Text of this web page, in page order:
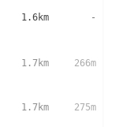
1.6km -
1.7km 266m
1.7km 275m